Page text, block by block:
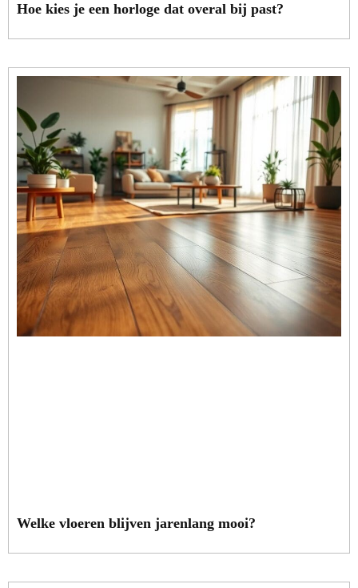
Hoe kies je een horloge dat overal bij past?
Welke vloeren blijven jarenlang mooi?